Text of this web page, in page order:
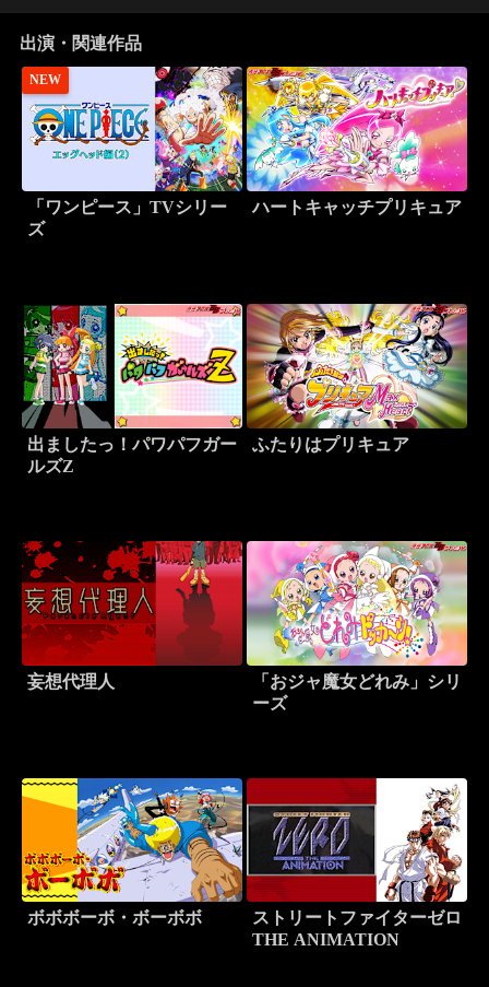
出演・関連作品
NEW
「ワンピース」TVシリー
ズ
ハートキャッチプリキュア
出ましたっ！パワパフガー
ルズZ
ふたりはプリキュア
妄想代理人
「おジャ魔女どれみ」シリ
ーズ
ボボボーボ・ボーボボ
ストリートファイターゼロ
THE ANIMATION